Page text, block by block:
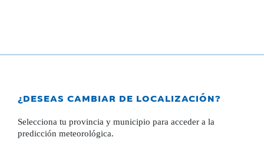
¿DESEAS CAMBIAR DE LOCALIZACIÓN?
Selecciona tu provincia y municipio para acceder a la
predicción meteorológica.